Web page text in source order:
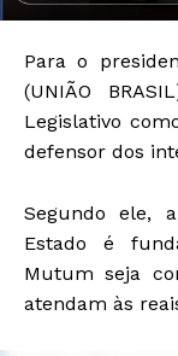
Para o
(UNIÃO
Legislativo
defensor dos
Segundo ele,
Estado é
Mutum seja
atendam às